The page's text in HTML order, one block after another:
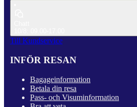
Till Kundservice
INFÖR RESAN
Bagageinformation
Betala din resa
Pass- och Visuminformation